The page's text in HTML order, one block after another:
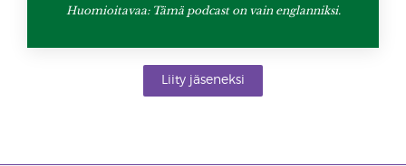
Huomioitavaa: Tämä podcast on vain englanniksi.
Liity jäseneksi